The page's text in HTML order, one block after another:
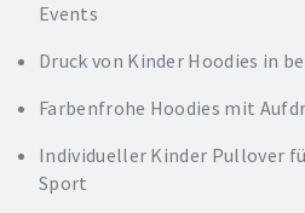
Events
Druck von Kinder Hoodies in
Farbenfrohe Hoodies mit
Individueller Kinder Pullover
Sport